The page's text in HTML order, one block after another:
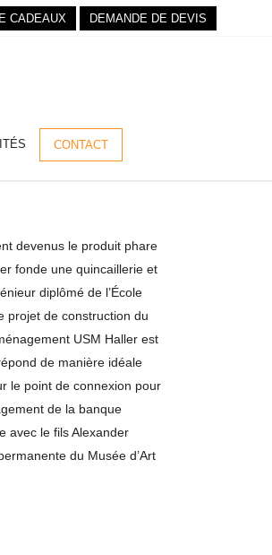
CADEAUX DEMANDE DE DEVIS
CONTACT
devenus le produit phare
fonde une quincaillerie et
diplômé de l’École
projet de construction du
USM Haller est
de manière idéale
le point de connexion pour
de la banque
avec le fils Alexander
du Musée d’Art